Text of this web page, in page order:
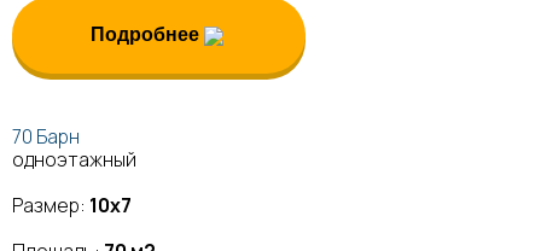
Подробнее
70 Барн
одноэтажный
Размер: 10х7